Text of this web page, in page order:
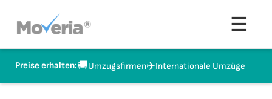
Inhalt
springen
☰
Preise erhalten:🚚Umzugsfirmen✈️Internationale Umzüge